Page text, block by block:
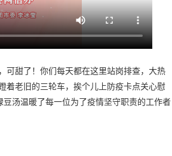
可甜了！你们每天都在这里站岗排查，大热
着老旧的三轮车，挨个儿上防疫卡点关心慰
汤温暖了每一位为了疫情坚守职责的工作者